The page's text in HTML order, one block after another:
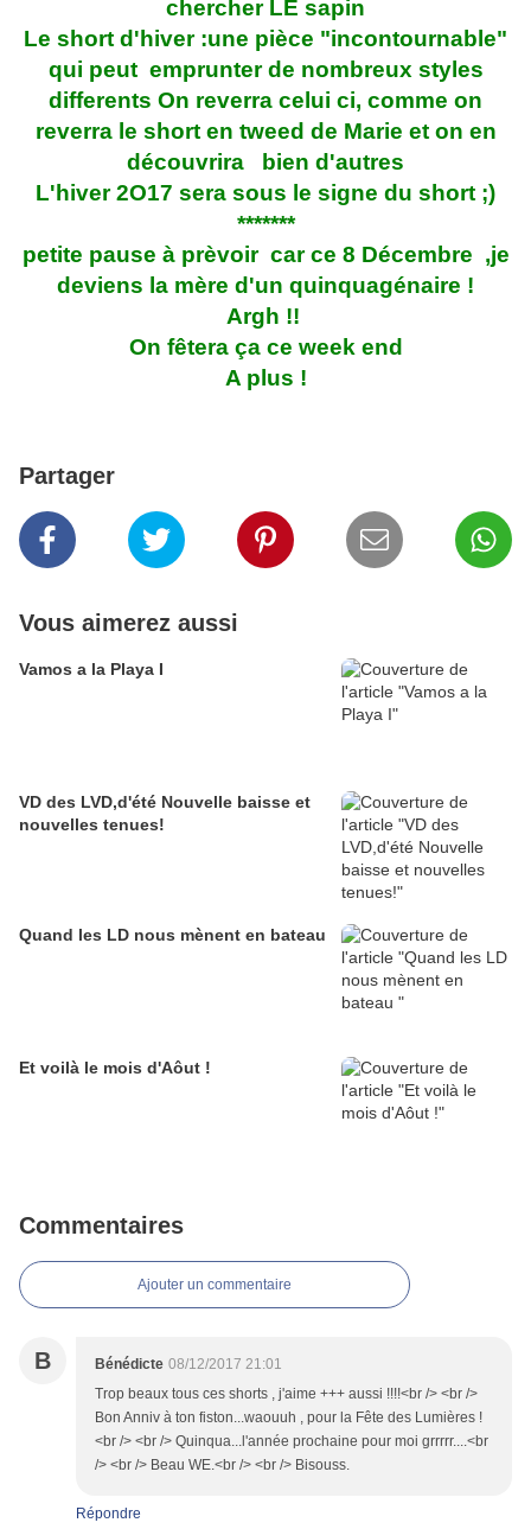
chercher LE sapin
Le short d'hiver :une pièce "incontournable"
qui peut emprunter de nombreux styles
differents On reverra celui ci, comme on
reverra le short en tweed de Marie et on en
découvrira bien d'autres
L'hiver 2O17 sera sous le signe du short ;)
*******
petite pause à prèvoir car ce 8 Décembre ,je
deviens la mère d'un quinquagénaire !
Argh !!
On fêtera ça ce week end
A plus !
Partager
Vous aimerez aussi
Vamos a la Playa I
VD des LVD,d'été Nouvelle baisse et
nouvelles tenues!
Quand les LD nous mènent en bateau
Et voilà le mois d'Aôut !
Commentaires
Ajouter un commentaire
B Bénédicte 08/12/2017 21:01
Trop beaux tous ces shorts , j'aime +++ aussi !!!!<br /> <br />
Bon Anniv à ton fiston...waouuh , pour la Fête des Lumières !
<br /> <br /> Quinqua...l'année prochaine pour moi grrrrr....<br
/> <br /> Beau WE.<br /> <br /> Bisouss.
Répondre